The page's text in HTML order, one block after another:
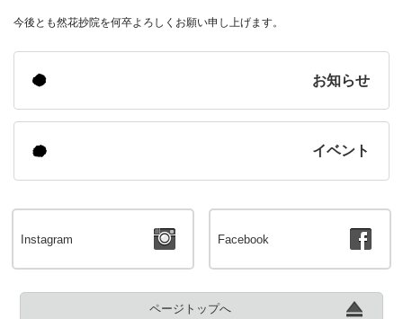
今後とも然花抄院を何卒よろしくお願い申し上げます。
お知らせ
イベント
Instagram Facebook
ページトップへ